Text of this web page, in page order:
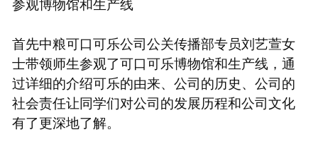
首先中粮可口可乐公司公关传播部专员刘艺萱女
士带领师生参观了可口可乐博物馆和生产线，通
过详细的介绍可乐的由来、公司的历史、公司的
社会责任让同学们对公司的发展历程和公司文化
有了更深地了解。